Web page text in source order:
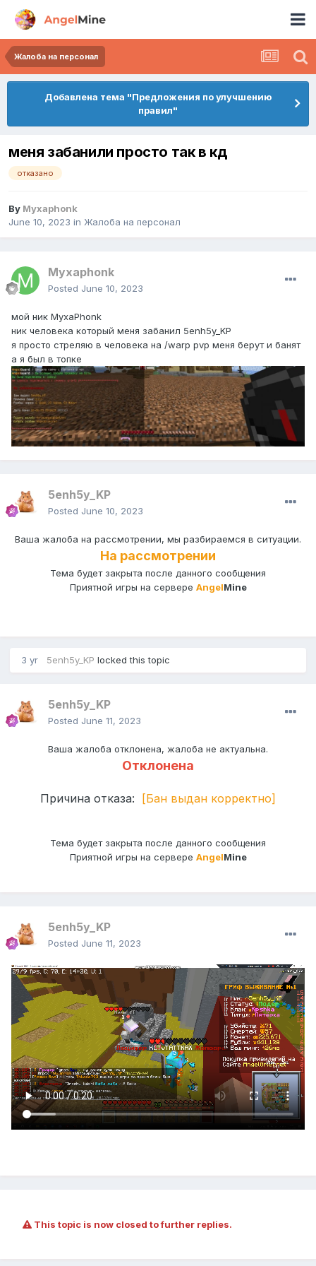
Жалоба на персонал
Добавлена тема "Предложения по улучшению
правил"
меня забанили просто так в кд
отказано
By Myxaphonk
June 10, 2023 in Жалоба на персонал
Myxaphonk
Posted June 10, 2023
мой ник MyxaPhonk
ник человека который меня забанил 5enh5y_KP
я просто стреляю в человека на /warp pvp меня берут и банят
а я был в топке
5enh5y_KP
Posted June 10, 2023
Ваша жалоба на рассмотрении, мы разбираемся в ситуации.
На рассмотрении
Тема будет закрыта после данного сообщения
Приятной игры на сервере AngelMine
3 yr 5enh5y_KP locked this topic
5enh5y_KP
Posted June 11, 2023
Ваша жалоба отклонена, жалоба не актуальна.
Отклонена
Причина отказа: [Бан выдан корректно]
Тема будет закрыта после данного сообщения
Приятной игры на сервере AngelMine
5enh5y_KP
Posted June 11, 2023
This topic is now closed to further replies.